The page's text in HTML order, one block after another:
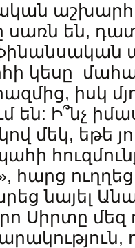
աշխարհի
սառն են,
կեսը
իսկ
են: Ի՞նչ
մեկ, եթե
հարց
նայել
Սիրտը մեզ